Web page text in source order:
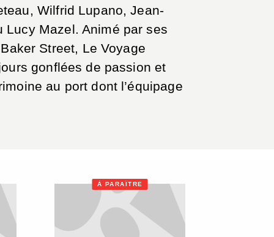
Wilfrid Lupano, Jean-
Lucy Mazel. Animé par ses
Street, Le Voyage
gonflées de passion et
au port dont l’équipage
À PARAÎTRE